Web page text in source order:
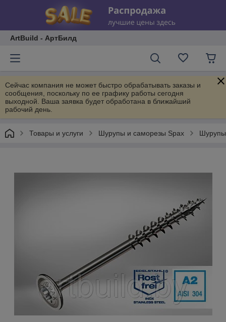
ArtBuild - АртБилд
Сейчас компания не может быстро обрабатывать заказы и
сообщения, поскольку по ее графику работы сегодня
выходной. Ваша заявка будет обработана в ближайший
рабочий день.
Товары и услуги Шурупы и саморезы Spax Шурупы